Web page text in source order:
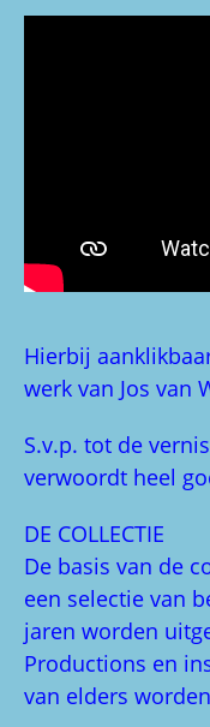
Hierbij
werk van Jos van
S.v.p. tot de
verwoordt heel
DE COLLECTIE
De basis van de
een selectie van
jaren worden
Productions en
van elders